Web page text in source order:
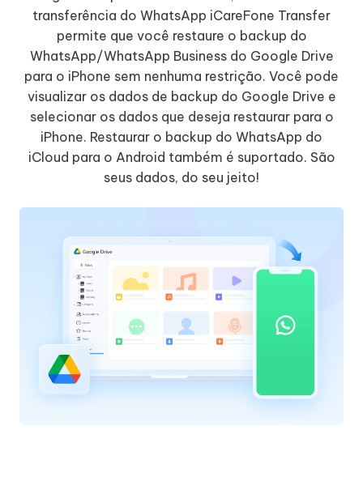
transferência do WhatsApp iCareFone Transfer
permite que você restaure o backup do
WhatsApp/WhatsApp Business do Google Drive
para o iPhone sem nenhuma restrição. Você pode
visualizar os dados de backup do Google Drive e
selecionar os dados que deseja restaurar para o
iPhone. Restaurar o backup do WhatsApp do
iCloud para o Android também é suportado. São
seus dados, do seu jeito!